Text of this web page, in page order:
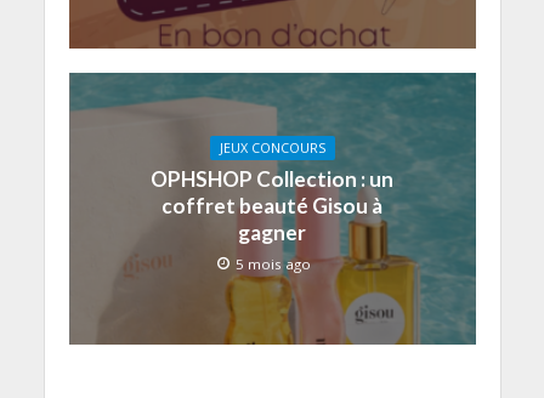
JEUX CONCOURS
OPHSHOP Collection : un
coffret beauté Gisou à
gagner
5 mois ago